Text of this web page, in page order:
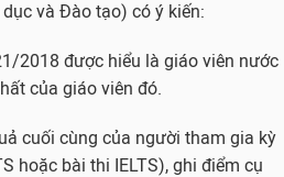
và Đào tạo) có ý kiến:
2018 được hiểu là giáo viên nước
của giáo viên đó.
cuối cùng của người tham gia kỳ
hoặc bài thi IELTS), ghi điểm cụ